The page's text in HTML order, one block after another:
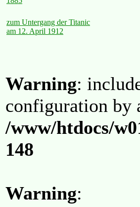
zum Untergang der Titanic
am 12. April 1912
Warning:
configuration by
/www/htdocs/
148
Warning: